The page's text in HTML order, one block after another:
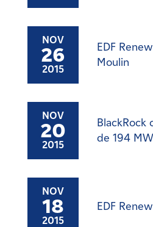
NOV
26
2015
EDF
Moulin
NOV
20
2015
de 194 MW
NOV
18
2015
EDF